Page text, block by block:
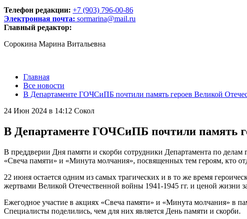
Телефон редакции: +7 (903) 796-00-86
Электронная почта: sormarina@mail.ru
Главный редактор:
Сорокина Марина Витальевна
Главная
Все новости
В Департаменте ГОЧСиПБ почтили память героев Великой
24 Июн 2024 в 14:12 Сокол
В Департаменте ГОЧСиПБ почтили память
В преддверии Дня памяти и скорби сотрудники Департамента по
«Свеча памяти» и «Минута молчания», посвященных тем героям, кто
22 июня остается одним из самых трагических и в то же время
жертвами Великой Отечественной войны 1941-1945 гг. и ценой жизни
Ежегодное участие в акциях «Свеча памяти» и «Минута молчания» в
Специалисты поделились, чем для них является День памяти и скорби.